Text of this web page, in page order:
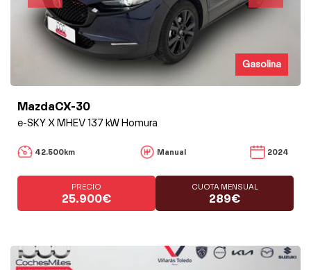
Gasolina
MazdaCX-30
e-SKY X MHEV 137 kW Homura
42.500km Manual 2024
PRECIO
25.900€
CUOTA MENSUAL
289€